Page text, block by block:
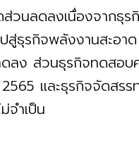
วนลดลงเนื่องจากธุ
สู่ธุรกิจพลังงานสะอ
ลง ส่วนธุรกิจทดส
และธุรกิจจัดสร
จำเป็น